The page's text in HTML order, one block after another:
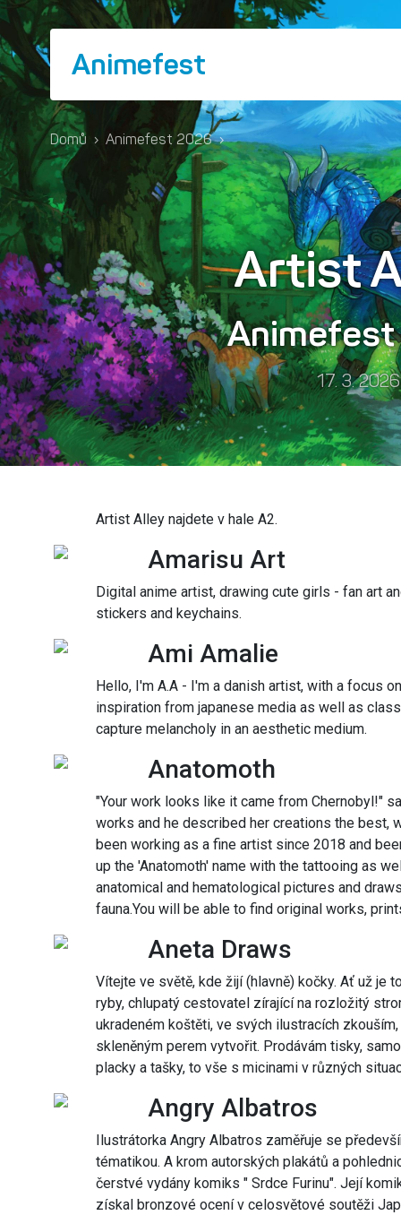
Animefest
Domů › Animefest 2026 ›
Artist
17. 3. 2026
Artist Alley najdete v hale A2.
Amarisu Art
Digital anime artist, drawing cute girls - fan art
stickers and keychains.
Ami Amalie
Hello, I'm A.A - I'm a danish artist, with a focus
inspiration from japanese media as well as
capture melancholy in an aesthetic medium.
Anatomoth
"Your work looks like it came from Chernobyl!"
works and he described her creations the best,
been working as a fine artist since 2018 and
up the 'Anatomoth' name with the tattooing as
anatomical and hematological pictures and
fauna.You will be able to find original works,
Aneta Draws
Vítejte ve světě, kde žijí (hlavně) kočky. Ať už je
ryby, chlupatý cestovatel zírající na rozložitý
ukradeném koštěti, ve svých ilustracích
skleněným perem vytvořit. Prodávám tisky,
placky a tašky, to vše s micinami v různých
Angry Albatros
Ilustrátorka Angry Albatros zaměřuje se
tématikou. A krom autorských plakátů a
čerstvé vydány komiks " Srdce Furinu". Její
získal bronzové ocení v celosvětové soutěži